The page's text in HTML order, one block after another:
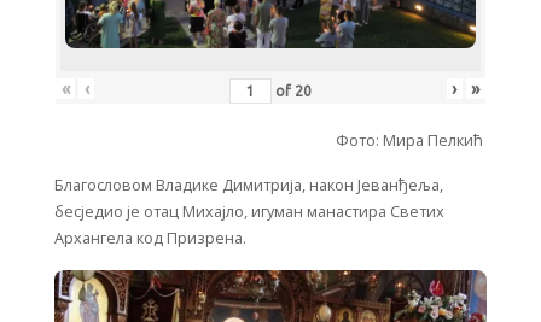
« ‹ of 20 › »
Фото: Мира Пелкић
Благословом Владике Димитрија, након Јеванђеља,
бесједио је отац Михајло, игуман манастира Светих
Архангела код Призрена.